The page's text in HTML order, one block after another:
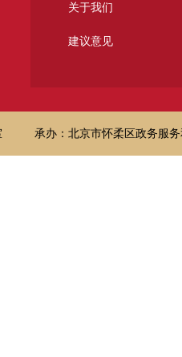
关于我们
建议意见
承办：北京市怀柔区政务服